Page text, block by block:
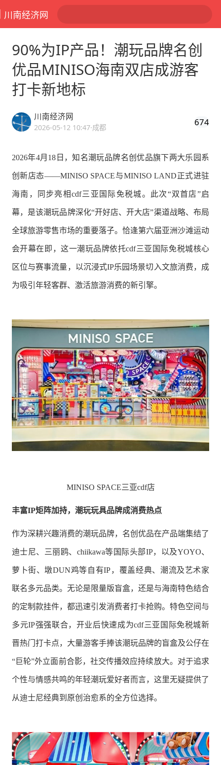
川南经济网
90%为IP产品！潮玩品牌名创
优品MINISO海南双店成游客
打卡新地标
川南经济网
2026-05-12 10:47·成都 674
2026年4月18日，知名潮玩品牌名创优品旗下两大乐园系
创新店态——MINISO SPACE与MINISO LAND正式进驻
海南，同步亮相cdf三亚国际免税城。此次“双首店”启
幕，是该潮玩品牌深化“开好店、开大店”渠道战略、布局
全球旅游零售市场的重要落子。恰逢第六届亚洲沙滩运动
会开幕在即，这一潮玩品牌依托cdf三亚国际免税城核心
区位与赛事流量，以沉浸式IP乐园场景切入文旅消费，成
为吸引年轻客群、激活旅游消费的新引擎。
MINISO SPACE三亚cdf店
丰富IP矩阵加持， 潮玩玩具品牌成消费热点
作为深耕兴趣消费的潮玩品牌，名创优品在产品端集结了
迪士尼、三丽鸥、chiikawa等国际头部IP，以及YOYO、
萝卜街、墩DUN鸡等自有IP，覆盖经典、潮流及艺术家
联名多元品类。无论是限量版盲盒，还是与海南特色结合
的定制款挂件，都迅速引发消费者打卡抢购。特色空间与
多元IP强强联合，开业后快速成为cdf三亚国际免税城新
晋热门打卡点，大量游客手捧该潮玩品牌的盲盒及公仔在
“巨轮”外立面前合影，社交传播效应持续放大。对于追求
个性与情感共鸣的年轻潮玩爱好者而言，这里无疑提供了
从迪士尼经典到原创治愈系的全方位选择。